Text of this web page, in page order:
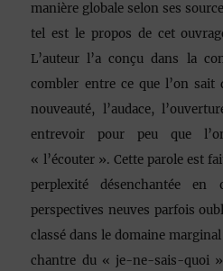
manière globale selon ses
tel est le propos de cet
L’auteur l’a conçu dans la
combler entre ce que l’on sait
nouveauté, l’audace,
entrevoir pour peu que
« l’écouter ». Cette parole est
perplexité désenchantée
perspectives neuves parfois
classé dans le domaine
chantre du « je-ne-sais-quoi